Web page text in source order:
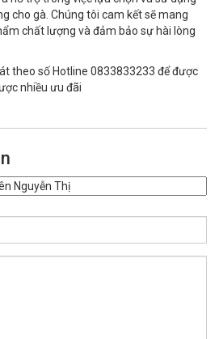
cho gà. Chúng tôi cam kết sẽ mang
chất lượng và đảm bảo sự hài lòng
theo số Hotline 0833833233 để được
nhiều ưu đãi